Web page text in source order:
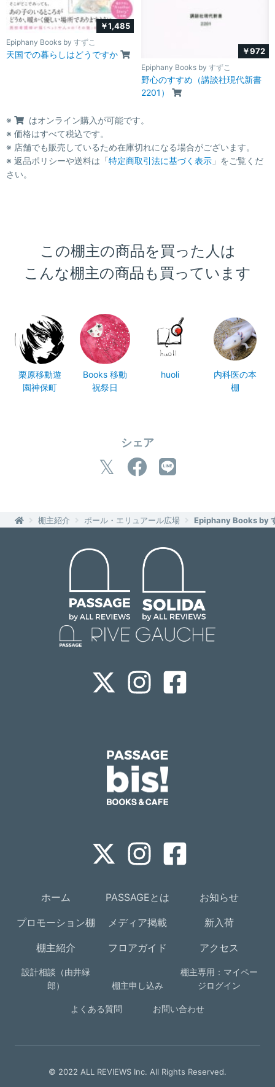
￥1,485
Epiphany Books by すずこ
天国での暮らしはどうですか ￥972
Epiphany Books by すずこ
野心のすすめ（講談社現代新書
2201）
※
はオンライン購入が可能です。
※ 価格はすべて税込です。
※ 店舗でも販売しているため在庫切れになる場合がございます。
※ 返品ポリシーや送料は「特定商取引法に基づく表示 」をご覧くだ
さい。
この棚主の商品を買った人は
こんな棚主の商品も買っています
栗原移動遊
園神保町
Books 移動
祝祭日
huoli
内科医の本
棚
シェア
棚主紹介 ポール・エリュアール広場 Epiphany Books by
ホーム PASSAGEとは お知らせ
プロモーション棚 メディア掲載 新入荷
棚主紹介 フロアガイド アクセス
設計相談（由井緑
郎）
棚主申し込み
棚主専用：マイペー
ジログイン
よくある質問 お問い合わせ
© 2022 ALL REVIEWS Inc. All Rights Reserved.